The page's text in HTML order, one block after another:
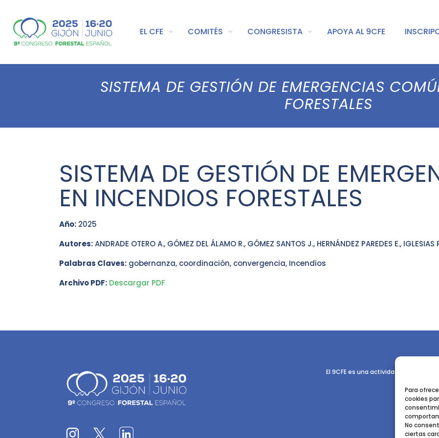
Para
cookies
No
ciertas
EL CFE COMITÉS CONGRESISTA APOYA AL 9CFE
SISTEMA DE GESTIÓN DE EMERGENCIAS
FORESTALES
SISTEMA DE GESTIÓN DE
EN INCENDIOS FORESTALES
Año: 2025
Autores:ANDRADE OTERO A., GÓMEZ DEL ÁLAMO R., GÓMEZ SANTOS J., HERNÁNDEZ PAREDES E.,
Palabras Claves: gobernanza, coordinación, convergencia, Incendios
Archivo PDF: Descargar PDF
El 9CFE es una actividad promovida